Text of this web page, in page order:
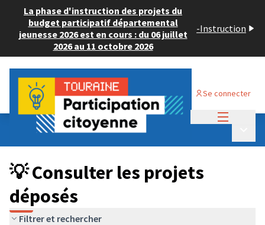
La phase d'instruction des projets du
budget participatif départemental
jeunesse 2026 est en cours : du 06 juillet
2026 au 11 octobre 2026
-Instruction
Se connecter
Budget Participatif JEUNESSE 2024
💡 Consulter les projets déposés
💡 Consulter les projets
déposés
Filtrer et rechercher